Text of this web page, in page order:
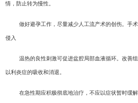
情，防止转为慢性。
做好避孕工作，尽量减少人工流产术的创伤。手
侵入
温热的良性刺激可促进盆腔局部血液循环。改善
以利炎症的吸收和消退。
在急性期应积极彻底地治疗，不应以症状暂时缓